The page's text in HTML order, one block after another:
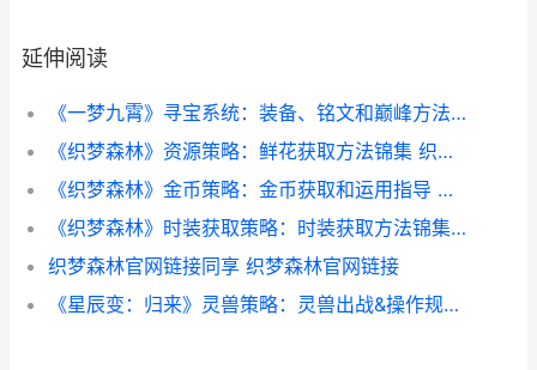
延伸阅读
《一梦九霄》寻宝系统：装备、铭文和巅峰方法的深度解析 一梦一追寻什么意思
《织梦森林》资源策略：鲜花获取方法锦集 织梦岛 迷雾森林
《织梦森林》金币策略：金币获取和运用指导 织梦者怎么获得
《织梦森林》时装获取策略：时装获取方法锦集 织梦岛 森林
织梦森林官网链接同享 织梦森林官网链接
《星辰变：归来》灵兽策略：灵兽出战&操作规则 《星辰变:归来》手游